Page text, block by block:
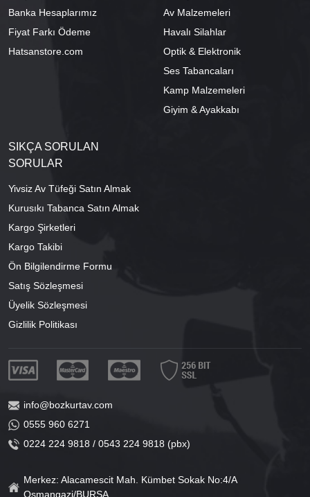
Banka Hesaplarımız
Fiyat Farkı Ödeme
Hatsanstore.com
Av Malzemeleri
Havalı Silahlar
Optik & Elektronik
Ses Tabancaları
Kamp Malzemeleri
Giyim & Ayakkabı
SIKÇA SORULAN
SORULAR
Yivsiz Av Tüfeği Satın Almak
Kurusıkı Tabanca Satın Almak
Kargo Şirketleri
Kargo Takibi
Ön Bilgilendirme Formu
Satış Sözleşmesi
Üyelik Sözleşmesi
Gizlilik Politikası
info@bozkurtav.com
0555 960 6271
0224 224 9818 / 0543 224 9818 (pbx)
Merkez: Alacamescit Mah. Kümbet Sokak No:4/A
Osmangazi/BURSA